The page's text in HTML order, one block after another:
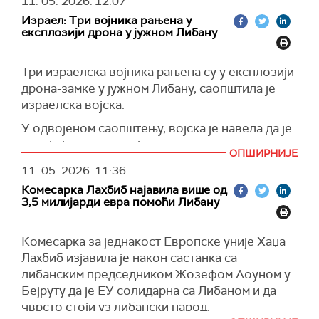
(Reuters )
нападима погинуле су најмање четири особе,
међу којима и двојица браће у Набатији, док је
пет људи рањено.
(Al Jazeera
Израел: Три војника рањена у
експлозији дрона у јужном Либану
Три израелска војника рањена су у експлозији
дрона-замке у јужном Либану, саопштила је
израелска војска.
У одвојеном саопштењу, војска је навела да је
раније један њен војник погинуо у нападу
дрона који је, према наводима Израела,
лансирао Хезболах ка подручју у близини
либанске границе.
ОПШИРНИЈЕ
11. 05. 2026. 11:36
Комесарка Лахбиб најавила више од
3,5 милијарди евра помоћи Либану
Комесарка за једнакост Европске уније Хаџа
Лахбиб изјавила је након састанка са
либанским председником Жозефом Аоуном у
Бејруту да је ЕУ солидарна са Либаном и да
чврсто стоји уз либански народ.